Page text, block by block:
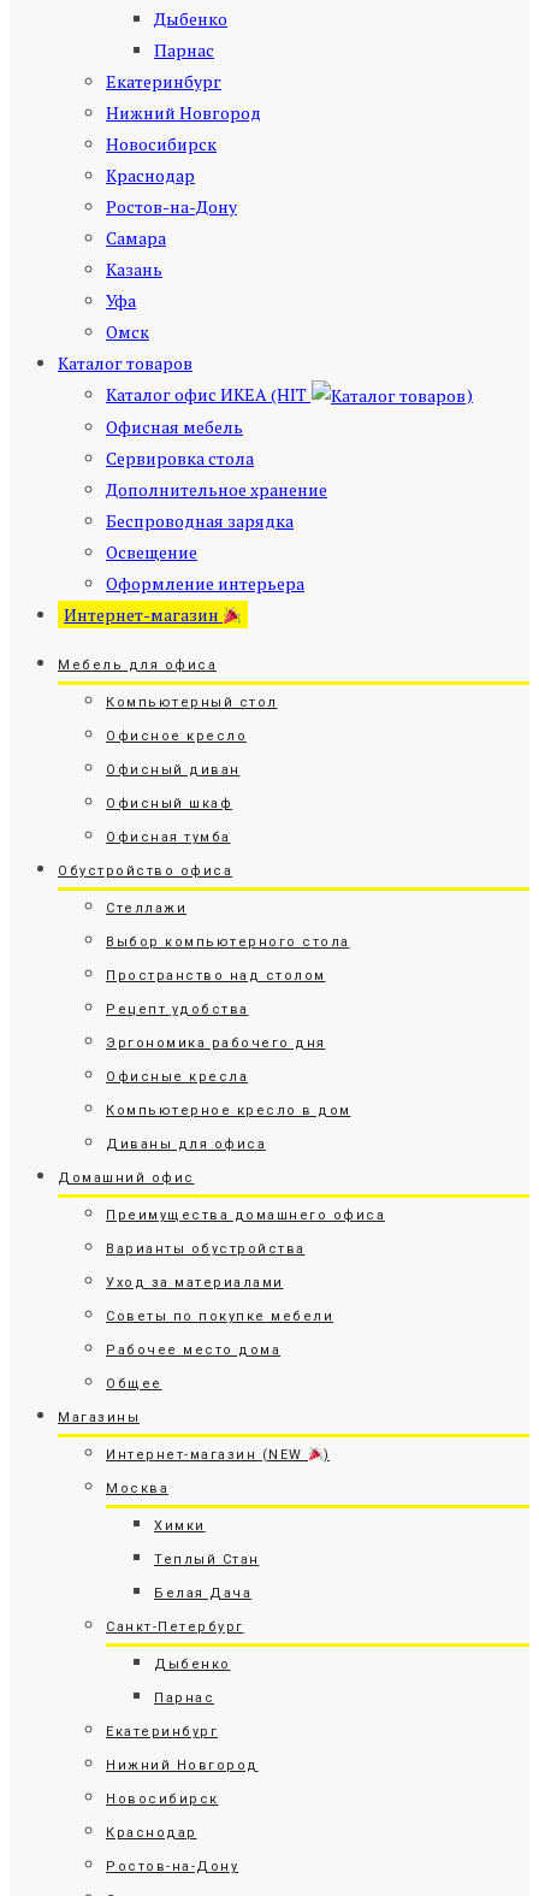
Дыбенко
Парнас
Екатеринбург
Нижний Новгород
Новосибирск
Краснодар
Ростов-на-Дону
Самара
Казань
Уфа
Омск
Каталог товаров
Каталог офис ИКЕА (HIT
)
Офисная мебель
Сервировка стола
Дополнительное хранение
Беспроводная зарядка
Освещение
Оформление интерьера
Интернет-магазин
Мебель для офиса
Компьютерный стол
Офисное кресло
Офисный диван
Офисный шкаф
Офисная тумба
Обустройство офиса
Стеллажи
Выбор компьютерного стола
Пространство над столом
Рецепт удобства
Эргономика рабочего дня
Офисные кресла
Компьютерное кресло в дом
Диваны для офиса
Домашний офис
Преимущества домашнего офиса
Варианты обустройства
Уход за материалами
Советы по покупке мебели
Рабочее место дома
Общее
Магазины
Интернет-магазин (NEW )
Москва
Химки
Теплый Стан
Белая Дача
Санкт-Петербург
Дыбенко
Парнас
Екатеринбург
Нижний Новгород
Новосибирск
Краснодар
Ростов-на-Дону